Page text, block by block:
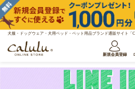
犬服・ドッグウェア・犬用ベッド・ペット用品ブランド通販サイト「
新規会員登録